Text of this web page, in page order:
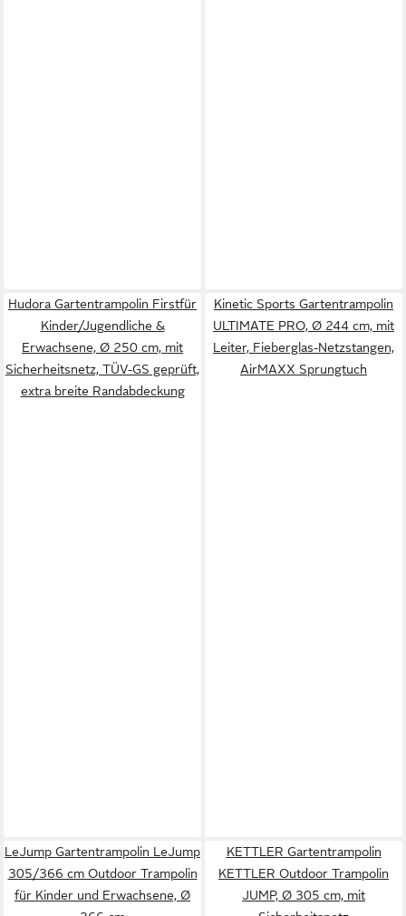
Hudora Gartentrampolin Firstfür
Kinder/Jugendliche &
Erwachsene, Ø 250 cm, mit
Sicherheitsnetz, TÜV-GS geprüft,
extra breite Randabdeckung
Kinetic Sports Gartentrampolin
ULTIMATE PRO, Ø 244 cm, mit
Leiter, Fieberglas-Netzstangen,
AirMAXX Sprungtuch
LeJump Gartentrampolin LeJump
305/366 cm Outdoor Trampolin
für Kinder und Erwachsene, Ø
KETTLER Gartentrampolin
KETTLER Outdoor Trampolin
JUMP, Ø 305 cm, mit